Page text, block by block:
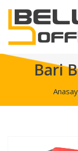
Bari